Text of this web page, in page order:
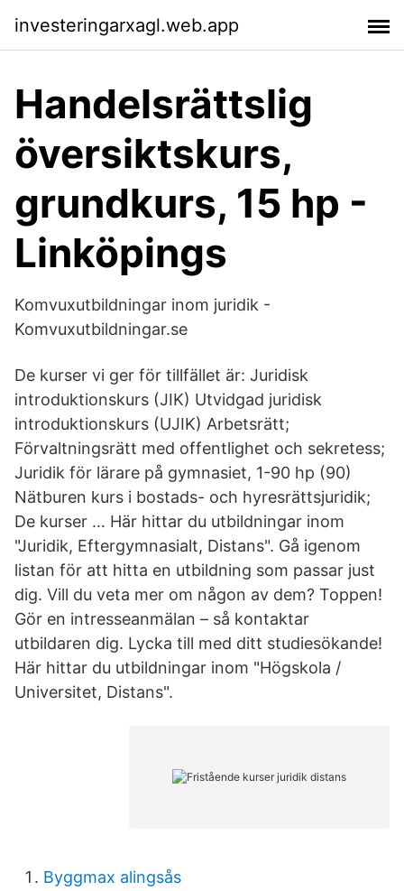
investeringarxagl.web.app
Handelsrättslig
översiktskurs,
grundkurs, 15 hp -
Linköpings
Komvuxutbildningar inom juridik -
Komvuxutbildningar.se
De kurser vi ger för tillfället är: Juridisk
introduktionskurs (JIK) Utvidgad juridisk
introduktionskurs (UJIK) Arbetsrätt;
Förvaltningsrätt med offentlighet och sekretess;
Juridik för lärare på gymnasiet, 1-90 hp (90)
Nätburen kurs i bostads- och hyresrättsjuridik;
De kurser … Här hittar du utbildningar inom
"Juridik, Eftergymnasialt, Distans". Gå igenom
listan för att hitta en utbildning som passar just
dig. Vill du veta mer om någon av dem? Toppen!
Gör en intresseanmälan – så kontaktar
utbildaren dig. Lycka till med ditt studiesökande!
Här hittar du utbildningar inom "Högskola /
Universitet, Distans".
Byggmax alingsås